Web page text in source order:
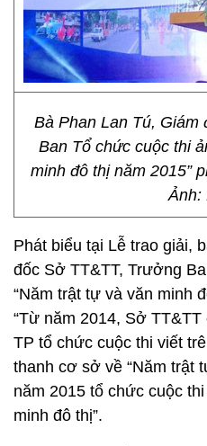
Bà Phan Lan Tú, Giám
Ban Tổ chức cuộc thi
minh đô thị năm 2015”
Ảnh:
Phát biểu tại Lễ trao giải,
đốc Sở TT&TT, Trưởng
“Năm trật tự và văn minh
“Từ năm 2014, Sở
TP tổ chức cuộc thi viết
thanh cơ sở về “Năm trật
năm 2015 tổ chức cuộc
minh đô thị”.